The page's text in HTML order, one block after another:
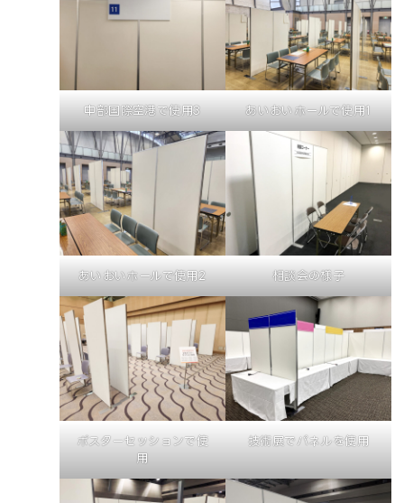
中部国際空港で使用3 あいおいホールで使用1
あいおいホールで使用2 相談会の様子
ポスターセッションで使
用
技術展でパネルを使用